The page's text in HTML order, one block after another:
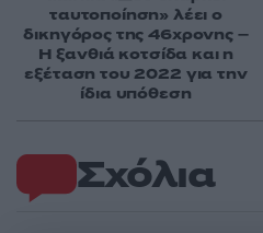
Σχόλια
ταυτοποίηση» λέει ο
δικηγόρος της 46χρονης –
Η ξανθιά κοτσίδα και η
εξέταση του 2022 για την
ίδια υπόθεση